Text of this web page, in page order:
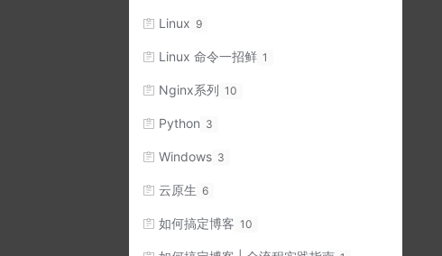
Linux 9
Linux 命令一招鲜 1
Nginx系列 10
Python 3
Windows 3
云原生 6
如何搞定博客 10